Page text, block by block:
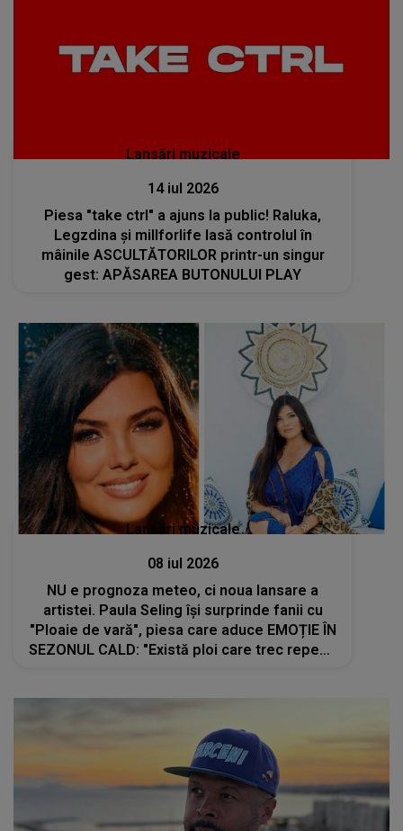
Lansări muzicale
14 iul 2026
Piesa "take ctrl" a ajuns la public! Raluka,
Legzdina și millforlife lasă controlul în
mâinile ASCULTĂTORILOR printr-un singur
gest: APĂSAREA BUTONULUI PLAY
Lansări muzicale
08 iul 2026
NU e prognoza meteo, ci noua lansare a
artistei. Paula Seling își surprinde fanii cu
"Ploaie de vară", piesa care aduce EMOȚIE ÎN
SEZONUL CALD: "Există ploi care trec repede